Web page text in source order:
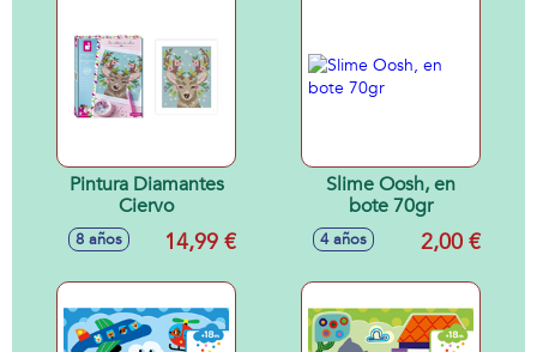
Pintura Diamantes
Ciervo
8 años 14,99 €
Slime Oosh, en
bote 70gr
4 años 2,00 €